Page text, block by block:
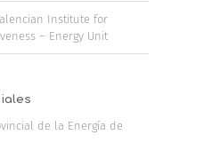
Institute for
– Energy Unit
de la Energía de